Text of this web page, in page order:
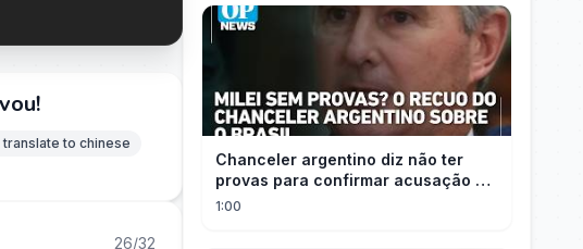
to chinese
26/32
Chanceler argentino diz não ter
provas para confirmar acusação de
Milei contra Brasil | OP News
1:00